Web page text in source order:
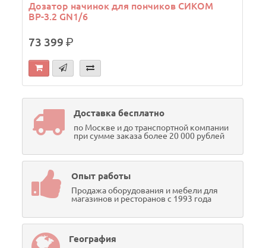
Дозатор начинок для пончиков СИКОМ
ВР-3.2 GN1/6
73 399р.
Доставка бесплатно
по Москве и до транспортной компании
при сумме заказа более 20 000 рублей
Опыт работы
Продажа оборудования и мебели для
магазинов и ресторанов с 1993 года
География